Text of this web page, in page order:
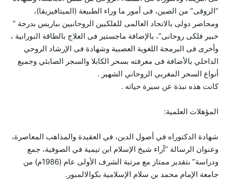
“الروقى” من الصين، فى أمور ما وراء الطبيعة (الميتافيزيقا)،
ومحاضر دولى بالاتحاد العالمى للفلكيين الروحانيين بباريس بدرجة “
خبير فلكى روحانى”، بالإضافة ماجستير فى العلاج بالطاقة النورانية ،
وأخرى فى البرمجة اللغوية العصبية وشهادة فى الإرشاد الروحي
الداخلي بالأضافة فى معرفته بسحر الكابلا والسجر الصابئي وجميع
أنواع السحر المغربي الروحاني الشهير .
كانت هذه نبذة عن سيرة حياته .
المؤهلات العلمية:
شهادة الدكتوراه في أصول الدين، في العقيدة والمذاهب المعاصرة،
وعنوان الرسالة “آراء شيخ الإسلام ابن تيمية في الصوفية، جمع
ودراسة” بتقدير ممتاز مع مرتبة الشرف الأولى عام (1986م) من
جامعة الإمام محمد بن سلام الإسلامية بكوالالمبور.